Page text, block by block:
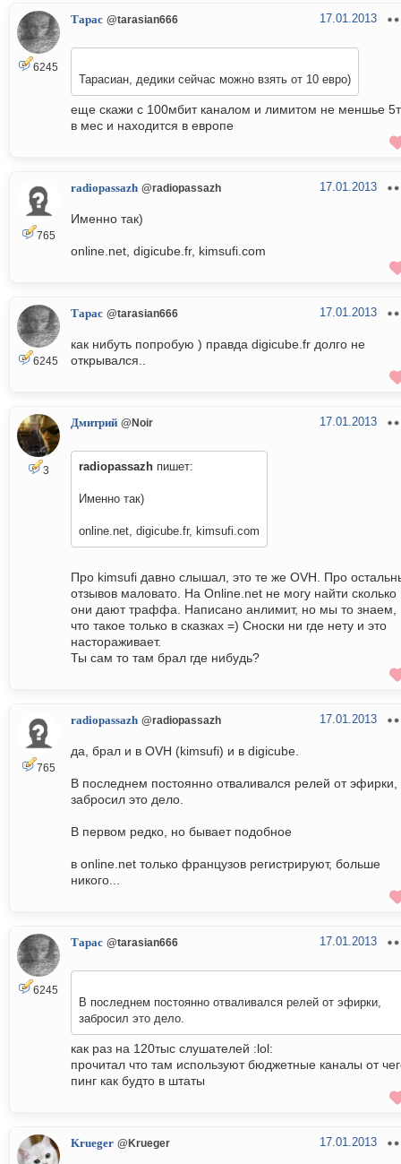
6245
Тарас @tarasian666 17.01.2013
Тарасиан, дедики сейчас можно взять от 10 евро)
еще скажи с 100мбит каналом и лимитом не меншье
в мес и находится в европе
765
radiopassazh @radiopassazh 17.01.2013
Именно так)
online.net, digicube.fr, kimsufi.com
6245
Тарас @tarasian666 17.01.2013
как нибуть попробую ) правда digicube.fr долго не
открывался..
3
Дмитрий @Noir 17.01.2013
radiopassazh пишет:
Именно так)
online.net, digicube.fr, kimsufi.com
Про kimsufi давно слышал, это те же OVH. Про
отзывов маловато. На Online.net не могу найти сколько
они дают траффа. Написано анлимит, но мы то знаем,
что такое только в сказках =) Сноски ни где нету и это
настораживает.
Ты сам то там брал где нибудь?
765
radiopassazh @radiopassazh 17.01.2013
да, брал и в OVH (kimsufi) и в digicube.
В последнем постоянно отваливался релей от эфирки,
забросил это дело.
В первом редко, но бывает подобное
в online.net только французов регистрируют, больше
никого...
6245
Тарас @tarasian666 17.01.2013
В последнем постоянно отваливался релей от эфирки,
забросил это дело.
как раз на 120тыс слушателей :lol:
прочитал что там используют бюджетные каналы от
пинг как будто в штаты
Krueger @Krueger 17.01.2013